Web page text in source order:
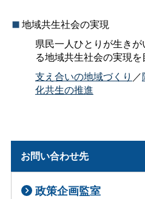
地域共生社会の実現
県民一人ひとりが生き
る地域共生社会の実現を
支え合いの地域づくり ／
化共生の推進
お問い合わせ先
政策企画監室